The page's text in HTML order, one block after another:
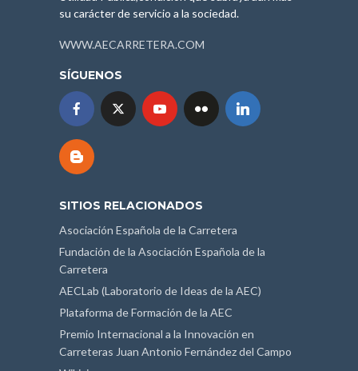
su carácter de servicio a la sociedad.
WWW.AECARRETERA.COM
SÍGUENOS
SITIOS RELACIONADOS
Asociación Española de la Carretera
Fundación de la Asociación Española de la
Carretera
AECLab (Laboratorio de Ideas de la AEC)
Plataforma de Formación de la AEC
Premio Internacional a la Innovación en
Carreteras Juan Antonio Fernández del Campo